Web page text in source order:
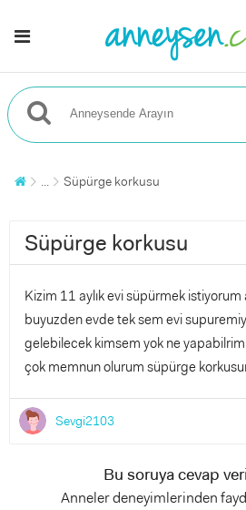
... Süpürge korkusu
Süpürge korkusu
Kizim 11 aylık evi süpürmek
buyuzden evde tek sem evi
gelebilecek kimsem yok ne
çok memnun olurum süpürge
Sevgi2103
Bu soruya cevap
Anneler deneyimlerinden